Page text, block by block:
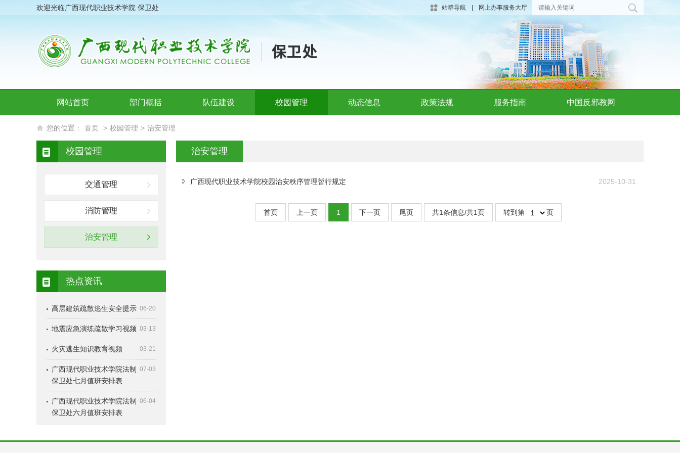
欢迎光临广西现代职业技术学院 保卫处 站群导航 网上办事服务大厅
网站首页 部门概括 队伍建设 校园管理 动态信息 政策法规 服务指南 中国反邪教网
您的位置： 首页 > 校园管理 > 治安管理
校园管理
交通管理
消防管理
治安管理
热点资讯
06-20
高层建筑疏散逃生安全提示
03-13
地震应急演练疏散学习视频
03-21
火灾逃生知识教育视频
07-03
广西现代职业技术学院法制
保卫处七月值班安排表
06-04
广西现代职业技术学院法制
保卫处六月值班安排表
治安管理
2025-10-31
广西现代职业技术学院校园治安秩序管理暂行规定
首页 上一页 1 下一页 尾页 共1条信息/共1页 转到第 页